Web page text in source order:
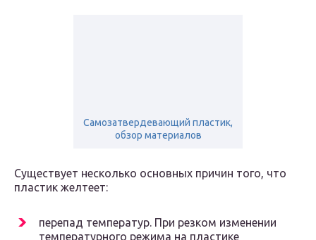
Самозатвердевающий пластик,
обзор материалов
Существует несколько основных причин того, что
пластик желтеет:
перепад температур. При резком изменении
температурного режима на пластике